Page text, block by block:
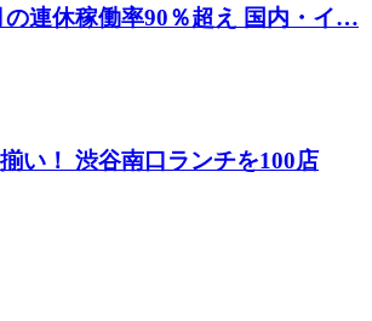
の連休稼働率90％超え 国内・イ…
い！ 渋谷南口ランチを100店